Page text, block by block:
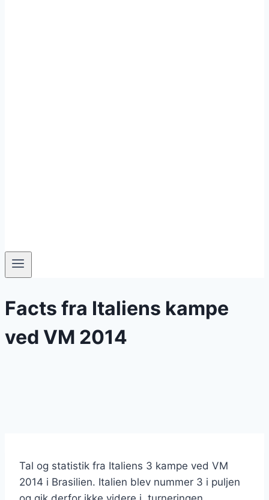
Facts fra Italiens kampe
ved VM 2014
Tal og statistik fra Italiens 3 kampe ved VM
2014 i Brasilien. Italien blev nummer 3 i puljen